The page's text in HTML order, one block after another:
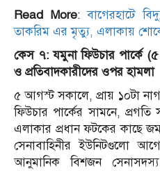
Read More:বাগেরহাটে
তাকরিম এর মৃত্যু, এলাকায়
কেস ৭: যমুনা ফিউচার পার্কে
ও প্রতিবাদকারীদের ওপর হামলা
৫ আগস্ট সকালে, প্রায় ১০টা
ফিউচার পার্কের সামনে,
এলাকার প্রধান ফটকের কাছে
সেনাবাহিনীর ইউনিটগুলো
আনুমানিক বিশজন সেনাসদস্য